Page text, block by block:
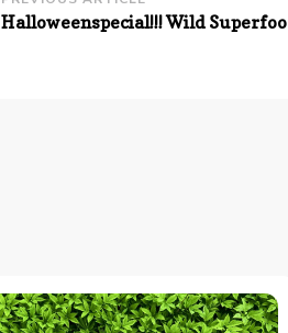
Navigation
Halloweenspecial!!! Wild